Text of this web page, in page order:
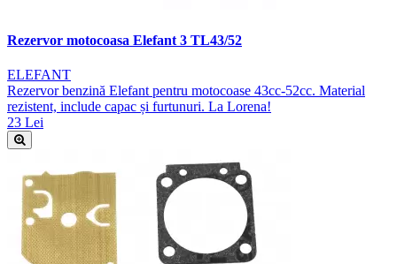
Rezervor motocoasa Elefant 3 TL43/52
ELEFANT
Rezervor benzină Elefant pentru motocoase 43cc-52cc. Material
rezistent, include capac și furtunuri. La Lorena!
23 Lei